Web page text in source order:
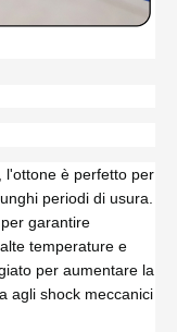
l'ottone è perfetto per
periodi di usura.
garantire
temperature e
per aumentare la
agli shock meccanici